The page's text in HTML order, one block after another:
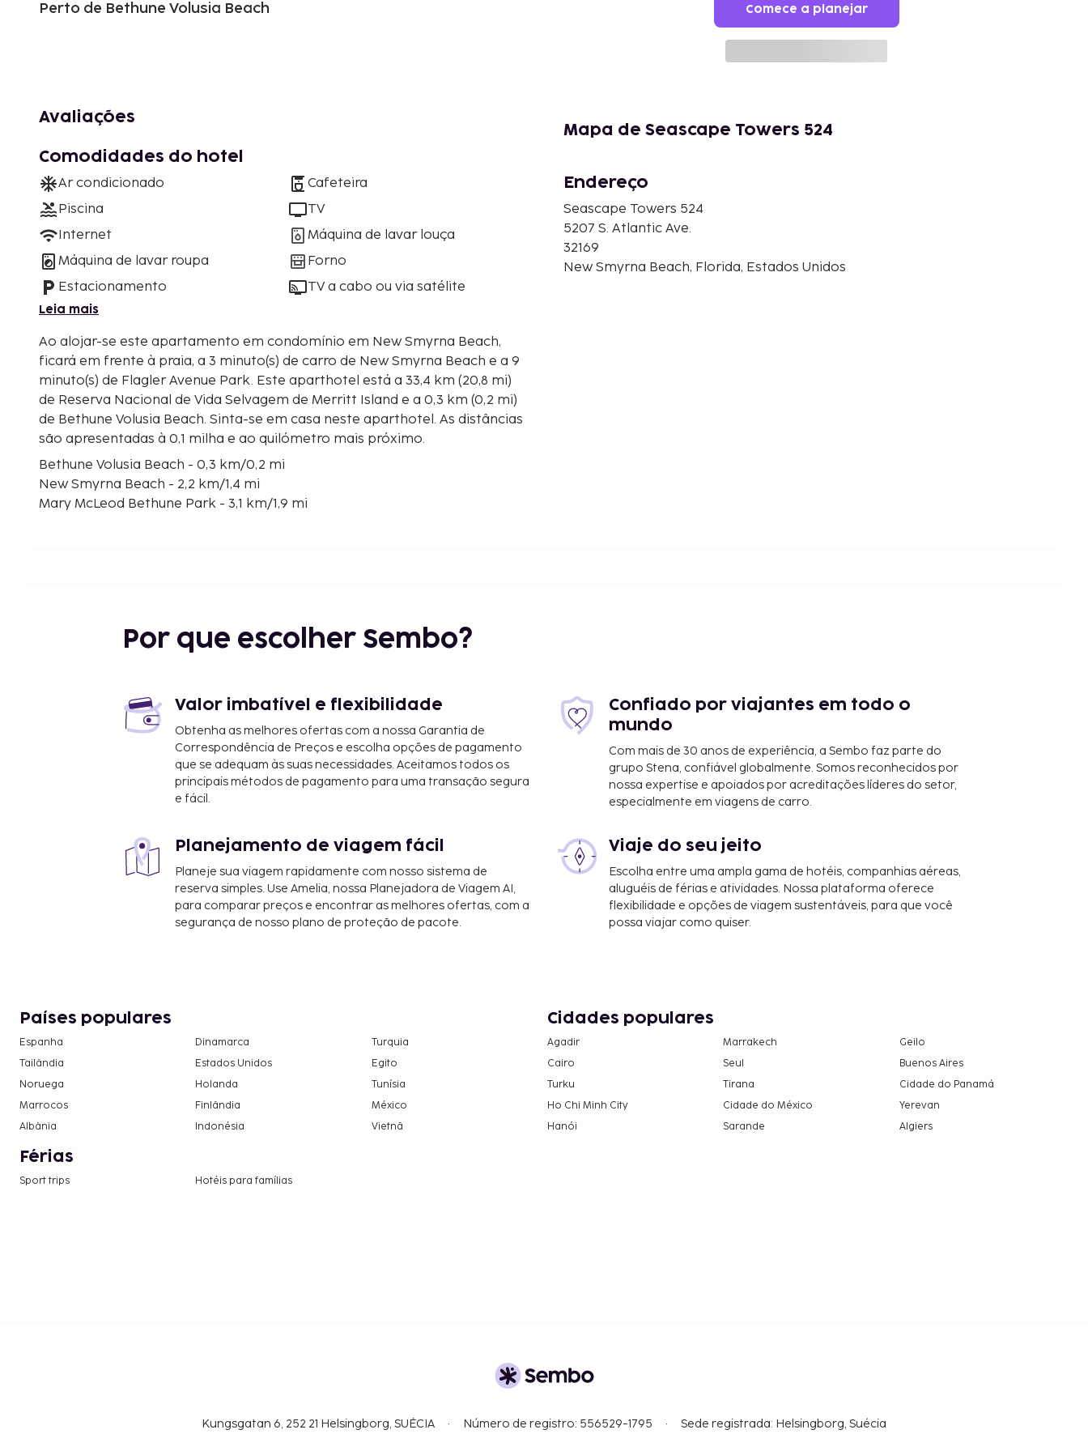
Perto de Bethune Volusia Beach Comece a planejar
Avaliações
Comodidades do hotel
Ar condicionado
Piscina
Internet
Máquina de lavar roupa
Estacionamento
Cafeteira
TV
Máquina de lavar louça
Forno
TV a cabo ou via satélite
Leia mais
Ao alojar-se este apartamento em condomínio em New Smyrna Beach,
ficará em frente à praia, a 3 minuto(s) de carro de New Smyrna Beach e a 9
minuto(s) de Flagler Avenue Park. Este aparthotel está a 33,4 km (20,8 mi)
de Reserva Nacional de Vida Selvagem de Merritt Island e a 0,3 km (0,2 mi)
de Bethune Volusia Beach. Sinta-se em casa neste aparthotel. As distâncias
são apresentadas à 0,1 milha e ao quilómetro mais próximo.
Bethune Volusia Beach - 0,3 km/0,2 mi
New Smyrna Beach - 2,2 km/1,4 mi
Mary McLeod Bethune Park - 3,1 km/1,9 mi
Pequeno Teatro da Praia de New Smyrna - 7,3 km/4,5 mi
Callalisa Park - 8,1 km/5 mi
Beachside Baptist Church - 8,3 km/5,1 mi
Flagler Avenue Park - 8,3 km/5,1 mi
Os aeroportos mais próximos são:
Daytona Beach, Florida (DAB-Aeroporto Internacional de Daytona Beach) -
Há estacionamento grátis no local.
Mapa de Seascape Towers 524
Endereço
Seascape Towers 524
5207 S. Atlantic Ave.
32169
New Smyrna Beach, Florida, Estados Unidos
Por que escolher Sembo?
Valor imbatível e flexibilidade
Obtenha as melhores ofertas com a nossa Garantia de
Correspondência de Preços e escolha opções de pagamento
que se adequam às suas necessidades. Aceitamos todos os
principais métodos de pagamento para uma transação segura
e fácil.
Confiado por viajantes em todo o
mundo
Com mais de 30 anos de experiência, a Sembo faz parte do
grupo Stena, confiável globalmente. Somos reconhecidos por
nossa expertise e apoiados por acreditações líderes do setor,
especialmente em viagens de carro.
Planejamento de viagem fácil
Planeje sua viagem rapidamente com nosso sistema de
reserva simples. Use Amelia, nossa Planejadora de Viagem AI,
para comparar preços e encontrar as melhores ofertas, com a
segurança de nosso plano de proteção de pacote.
Viaje do seu jeito
Escolha entre uma ampla gama de hotéis, companhias aéreas,
aluguéis de férias e atividades. Nossa plataforma oferece
flexibilidade e opções de viagem sustentáveis, para que você
possa viajar como quiser.
Países populares
Espanha Dinamarca
Turquia
Tailândia
Estados Unidos
Egito
Noruega
Holanda
Tunísia
Marrocos
Finlândia
México
Albânia
Indonésia Vietnã
Cidades populares
Agadir Marrakech
Geilo
Cairo
Seul
Buenos Aires
Turku
Tirana
Cidade do Panamá
Ho Chi Minh City
Cidade do México
Yerevan
Hanói
Sarande Algiers
Férias
Sport trips Hotéis para famílias
Kungsgatan 6, 252 21 Helsingborg, SUÉCIA Número de registro: 556529-1795 Sede registrada: Helsingborg, Suécia